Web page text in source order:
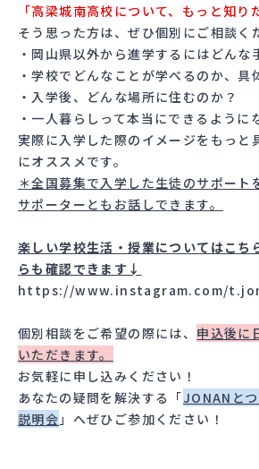
「高梁城南高校について、もっと知り
そう思った方は、ぜひ個別にご相談く
・岡山県以外から進学するにはどんな
・学校でどんなことが学べるのか、具
・入学後、どんな場所に住むのか？
・一人暮らしって本当にできるように
実際に入学した際のイメージをもっと
にオススメです。
＊全国募集で入学した生徒のサポート
サポーターともお話しできます。
楽しい学校生活・授業についてはこ
らも確認できます↓
https://www.instagram.com/
個別相談をご希望の際には、 申込後に
いただきます。
お気軽に申し込みください！
あなたの疑問を解決する「JONANと
説明会 」へぜひご参加ください！